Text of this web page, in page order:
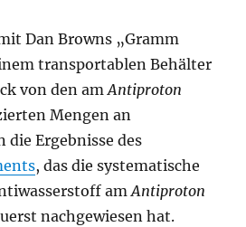
Dan Browns „Gramm
transportablen Behälter
von den amAntiproton
Mengen an
die Ergebnisse des
, das die systematische
amAntiproton
nachgewiesen hat.